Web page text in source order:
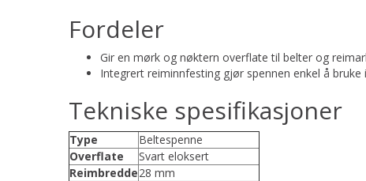
Fordeler
Gir en mørk og nøktern overflate til belter og
Integrert reiminnfesting gjør spennen enkel å
Tekniske spesifikasjoner
Type
Beltespenne
Overflate
Svart eloksert
Reimbredde28 mm